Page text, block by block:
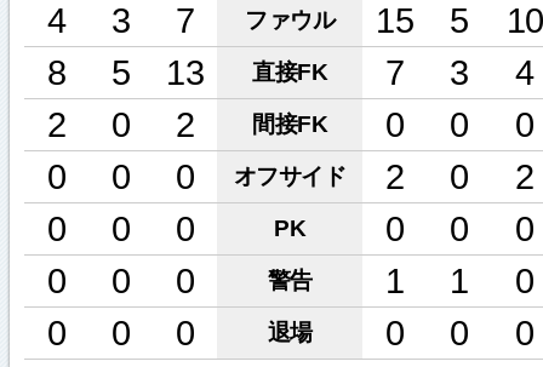
4
3 7 ファウル 15 5
10
8
5 13 直接FK 7 3
4
2
0 2 間接FK 0 0
0
0
0 0 オフサイド 2 0
2
0
0 0 PK 0 0
0
0
0 0 警告 1 1
0
0
0 0 退場 0 0 0